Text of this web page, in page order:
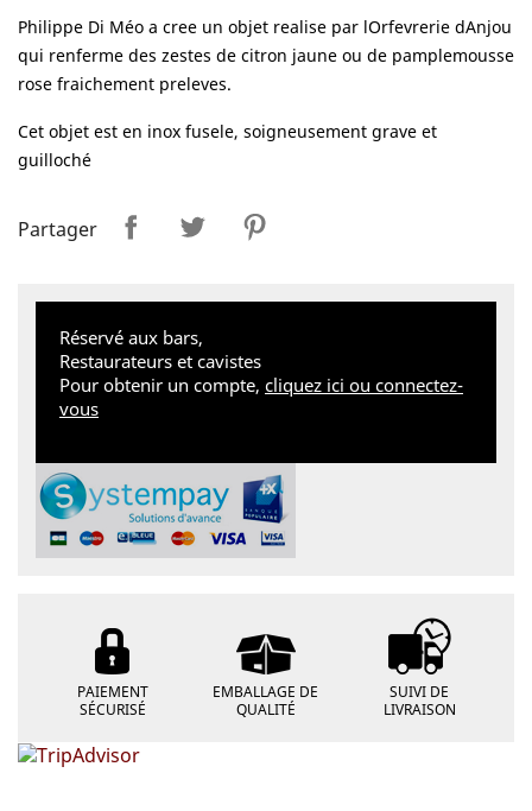
Philippe Di Méo a cree un objet realise par lOrfevrerie dAnjou
qui renferme des zestes de citron jaune ou de pamplemousse
rose fraichement preleves.
Cet objet est en inox fusele, soigneusement grave et
guilloché
Partager
Réservé aux bars,
Restaurateurs et cavistes
Pour obtenir un compte, cliquez ici ou connectez-
vous
PAIEMENT
SÉCURISÉ
EMBALLAGE DE
QUALITÉ
SUIVI DE
LIVRAISON